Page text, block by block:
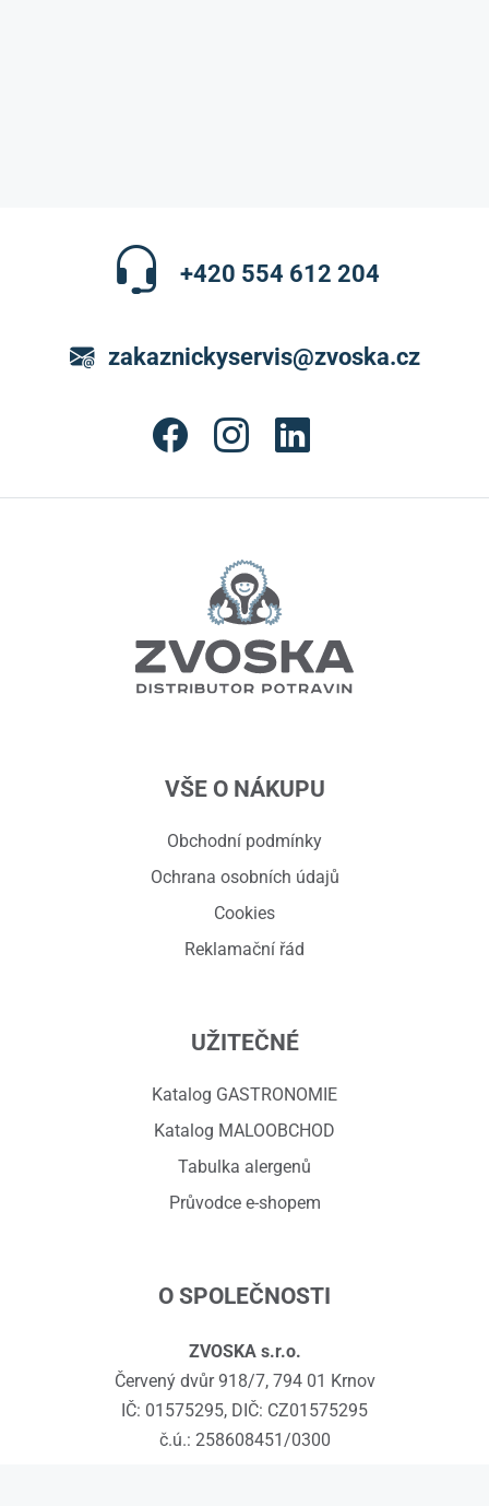
+420 554 612 204
zakaznickyservis@zvoska.cz
VŠE O NÁKUPU
Obchodní podmínky
Ochrana osobních údajů
Cookies
Reklamační řád
UŽITEČNÉ
Katalog GASTRONOMIE
Katalog MALOOBCHOD
Tabulka alergenů
Průvodce e-shopem
O SPOLEČNOSTI
ZVOSKA s.r.o.
Červený dvůr 918/7, 794 01 Krnov
IČ: 01575295, DIČ: CZ01575295
č.ú.: 258608451/0300